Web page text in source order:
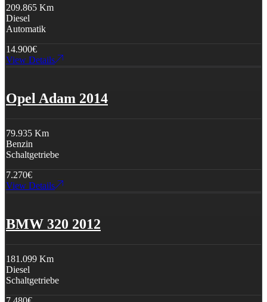
209.865 Km
Diesel
Automatik
14.900€
View Details
Opel Adam 2014
79.935 Km
Benzin
Schaltgetriebe
7.270€
View Details
BMW 320 2012
181.099 Km
Diesel
Schaltgetriebe